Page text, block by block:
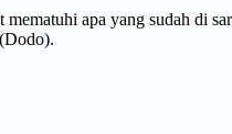
apa yang sudah di